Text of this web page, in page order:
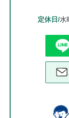
定休日/水